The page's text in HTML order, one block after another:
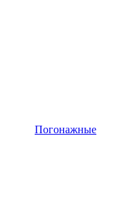
Погонажные